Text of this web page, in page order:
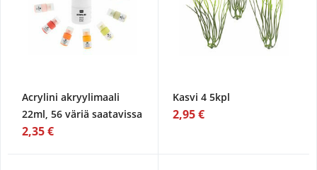
Acrylini akryylimaali
22ml, 56 väriä saatavissa
2,35 €
Kasvi 4 5kpl
2,95 €